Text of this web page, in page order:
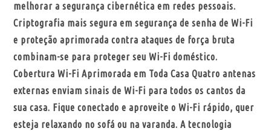
melhorar a segurança cibernética em redes pessoais.
Criptografia mais segura em segurança de senha de Wi-Fi
e proteção aprimorada contra ataques de força bruta
combinam-se para proteger seu Wi-Fi doméstico.
Cobertura Wi-Fi Aprimorada em Toda Casa Quatro antenas
externas enviam sinais de Wi-Fi para todos os cantos da
sua casa. Fique conectado e aproveite o Wi-Fi rápido, quer
esteja relaxando no sofá ou na varanda. A tecnologia